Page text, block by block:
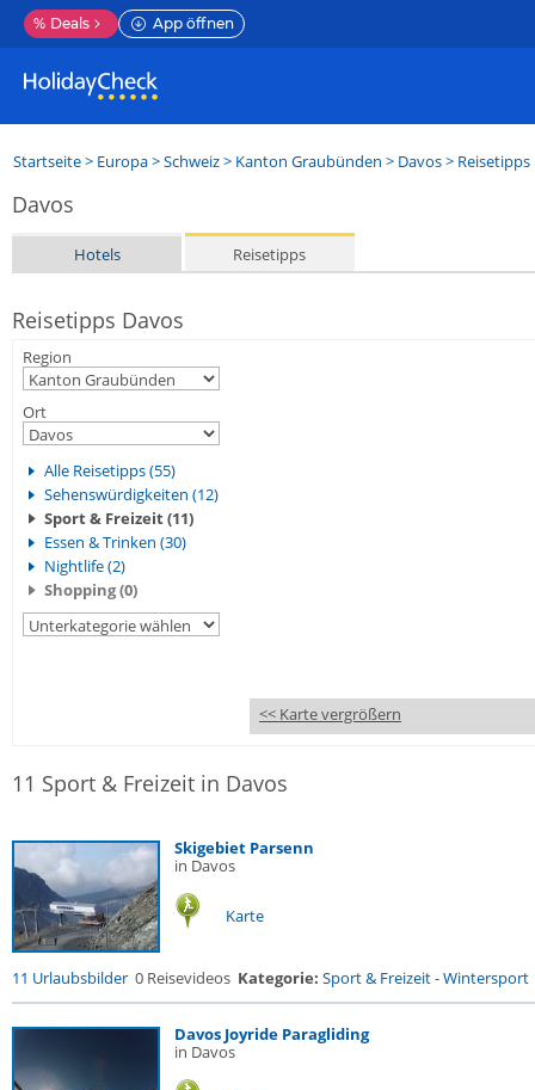
% Deals App öffnen
Startseite> Europa>Schweiz> Kanton Graubünden > Davos> Reisetipps
Davos
Hotels Reisetipps
Reisetipps Davos
Region
Ort
Alle Reisetipps (55)
Sehenswürdigkeiten (12)
Sport & Freizeit (11)
Essen & Trinken (30)
Nightlife (2)
Shopping (0)
<< Karte vergrößern
11 Sport & Freizeit in Davos
Skigebiet Parsenn
in Davos
Karte
11 Urlaubsbilder 0 Reisevideos Kategorie: Sport & Freizeit-Wintersport
Davos Joyride Paragliding
in Davos